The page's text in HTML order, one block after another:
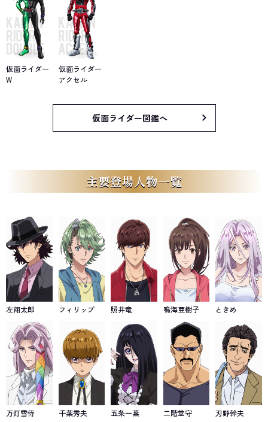
仮面ライダー
W
仮面ライダー
アクセル
仮面ライダー図鑑へ
主要登場人物一覧
左翔太郎 フィリップ 照井竜 鳴海亜樹子 ときめ
万灯雪侍 千葉秀夫 五条一葉 二階堂守 刃野幹夫